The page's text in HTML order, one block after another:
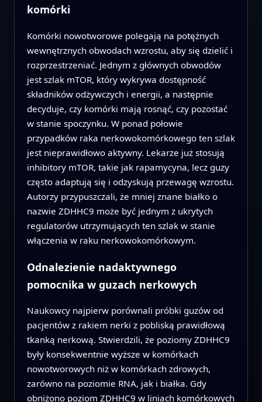
komórki
Komórki nowotworowe polegają na potężnych
wewnętrznych obwodach wzrostu, aby się dzielić i
rozprzestrzeniać. Jednym z głównych obwodów
jest szlak mTOR, który wykrywa dostępność
składników odżywczych i energii, a następnie
decyduje, czy komórki mają rosnąć, czy pozostać
w stanie spoczynku. W ponad połowie
przypadków raka nerkowokomórkowego ten szlak
jest nieprawidłowo aktywny. Lekarze już stosują
inhibitory mTOR, takie jak rapamycyna, lecz guzy
często adaptują się i odzyskują przewagę wzrostu.
Autorzy przypuszczali, że mniej znane białko o
nazwie ZDHHC9 może być jednym z ukrytych
regulatorów utrzymujących ten szlak w stanie
włączenia w raku nerkowokomórkowym.
Odnalezienie nadaktywnego
pomocnika w guzach nerkowych
Naukowcy najpierw porównali próbki guzów od
pacjentów z rakiem nerki z pobliską prawidłową
tkanką nerkową. Stwierdzili, że poziomy ZDHHC9
były konsekwentnie wyższe w komórkach
nowotworowych niż w komórkach zdrowych,
zarówno na poziomie RNA, jak i białka. Gdy
obniżono poziom ZDHHC9 w liniach komórkowych